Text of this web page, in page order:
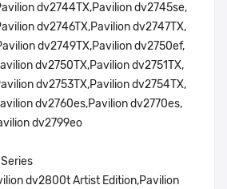
dv2744TX,Pavilion dv2745se,
dv2746TX,Pavilion dv2747TX,
dv2749TX,Pavilion dv2750ef,
dv2750TX,Pavilion dv2751TX,
dv2753TX,Pavilion dv2754TX,
dv2760es,Pavilion dv2770es,
dv2799eo
dv2800t Artist Edition,Pavilion